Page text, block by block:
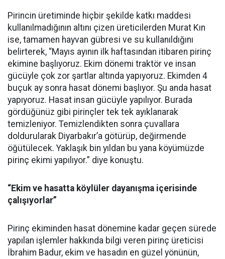
Pirincin üretiminde hiçbir şekilde katkı maddesi
kullanılmadığının altını çizen üreticilerden Murat Kın
ise, tamamen hayvan gübresi ve su kullanıldığını
belirterek, “Mayıs ayının ilk haftasından itibaren pirinç
ekimine başlıyoruz. Ekim dönemi traktör ve insan
gücüyle çok zor şartlar altında yapıyoruz. Ekimden 4
buçuk ay sonra hasat dönemi başlıyor. Şu anda hasat
yapıyoruz. Hasat insan gücüyle yapılıyor. Burada
gördüğünüz gibi pirinçler tek tek ayıklanarak
temizleniyor. Temizlendikten sonra çuvallara
doldurularak Diyarbakır’a götürüp, değirmende
öğütülecek. Yaklaşık bin yıldan bu yana köyümüzde
pirinç ekimi yapılıyor.” diye konuştu.
“Ekim ve hasatta köylüler dayanışma içerisinde
çalışıyorlar”
Pirinç ekiminden hasat dönemine kadar geçen sürede
yapılan işlemler hakkında bilgi veren pirinç üreticisi
İbrahim Badur, ekim ve hasadın en güzel yönünün,